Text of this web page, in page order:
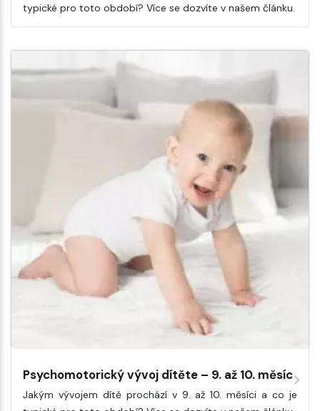
typické pro toto období? Více se dozvíte v našem článku.
Psychomotorický vývoj dítěte – 9. až 10. měsíc
Jakým vývojem dítě prochází v 9. až 10. měsíci a co je